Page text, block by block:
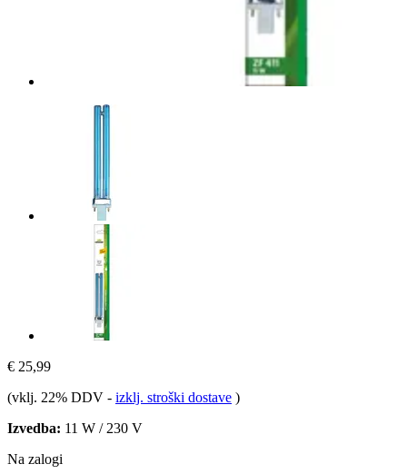
€ 25,99
(vklj. 22% DDV - izklj. stroški dostave )
Izvedba: 11 W / 230 V
Na zalogi